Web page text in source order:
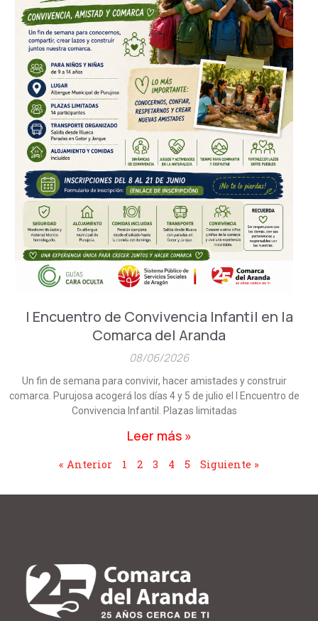
I Encuentro de Convivencia Infantil en la
Comarca del Aranda
08/06/2026
Un fin de semana para convivir, hacer amistades y construir
comarca. Purujosa acogerá los días 4 y 5 de julio el I Encuentro de
Convivencia Infantil. Plazas limitadas
Leer más »
« Anterior 1 2 3 4 5 Siguiente »